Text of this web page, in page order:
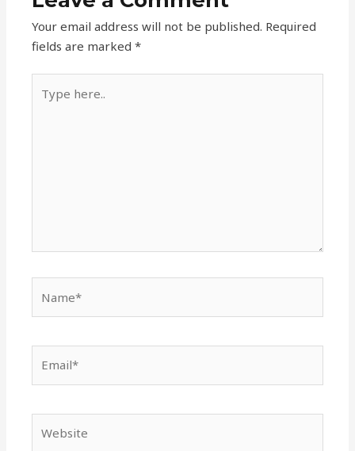
Your email address will not be published. Required
fields are marked*
here..